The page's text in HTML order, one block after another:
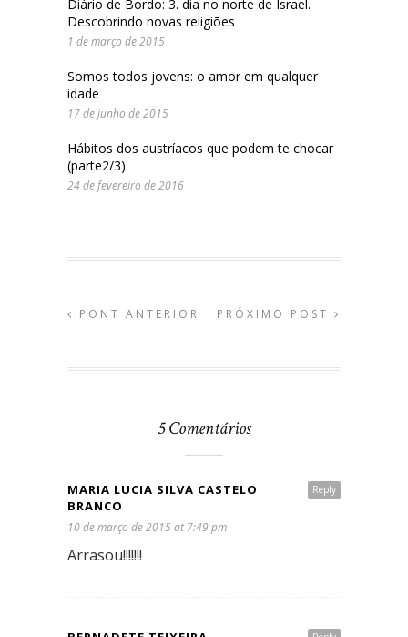
Diário de Bordo: 3. dia no norte de Israel.
Descobrindo novas religiões
1 de março de 2015
Somos todos jovens: o amor em qualquer
idade
17 de junho de 2015
Hábitos dos austríacos que podem te chocar
(parte2/3)
24 de fevereiro de 2016
PONT ANTERIOR PRÓXIMO POST
5 Comentários
Reply
MARIA LUCIA SILVA CASTELO
BRANCO
10 de março de 2015 at 7:49 pm
Arrasou!!!!!!!